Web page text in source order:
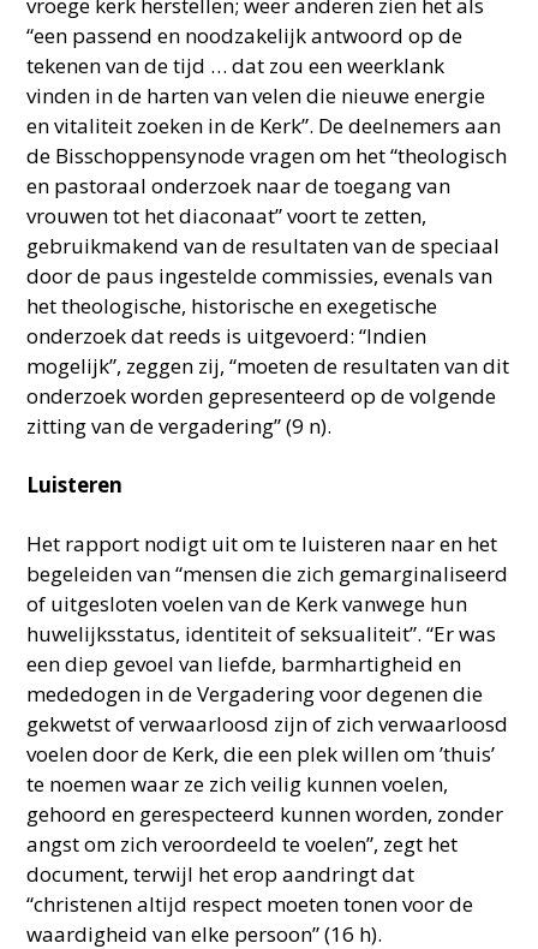
“een passend en noodzakelijk antwoord op de
tekenen van de tijd … dat zou een weerklank
vinden in de harten van velen die nieuwe energie
en vitaliteit zoeken in de Kerk”. De deelnemers aan
de Bisschoppensynode vragen om het “theologisch
en pastoraal onderzoek naar de toegang van
vrouwen tot het diaconaat” voort te zetten,
gebruikmakend van de resultaten van de speciaal
door de paus ingestelde commissies, evenals van
het theologische, historische en exegetische
onderzoek dat reeds is uitgevoerd: “Indien
mogelijk”, zeggen zij, “moeten de resultaten van dit
onderzoek worden gepresenteerd op de volgende
zitting van de vergadering” (9 n).
Luisteren
Het rapport nodigt uit om te luisteren naar en het
begeleiden van “mensen die zich gemarginaliseerd
of uitgesloten voelen van de Kerk vanwege hun
huwelijksstatus, identiteit of seksualiteit”. “Er was
een diep gevoel van liefde, barmhartigheid en
mededogen in de Vergadering voor degenen die
gekwetst of verwaarloosd zijn of zich verwaarloosd
voelen door de Kerk, die een plek willen om ’thuis’
te noemen waar ze zich veilig kunnen voelen,
gehoord en gerespecteerd kunnen worden, zonder
angst om zich veroordeeld te voelen”, zegt het
document, terwijl het erop aandringt dat
“christenen altijd respect moeten tonen voor de
waardigheid van elke persoon” (16 h).